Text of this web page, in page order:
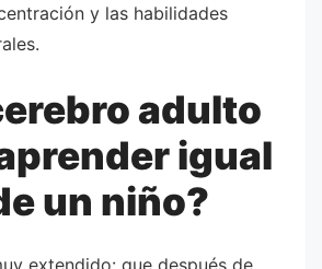
y las habilidades
adulto
igual
un niño?
extendido: que después de